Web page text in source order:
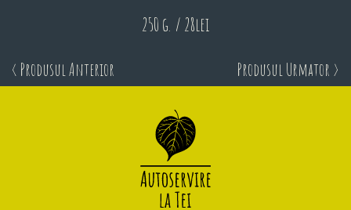
250 g. / 28lei
< Produsul Anterior Produsul Urmator >